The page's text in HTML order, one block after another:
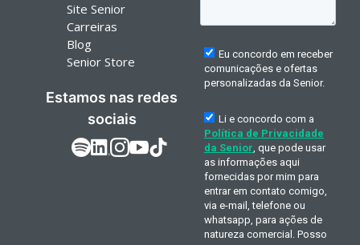
Site Senior
Carreiras
Blog
Senior Store
Estamos nas redes
sociais